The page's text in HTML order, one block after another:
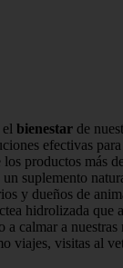
bienestar de
efectivas
productos más
un suplemento
y dueños de
hidrolizada que
a calmar a nuestras
viajes, visitas al